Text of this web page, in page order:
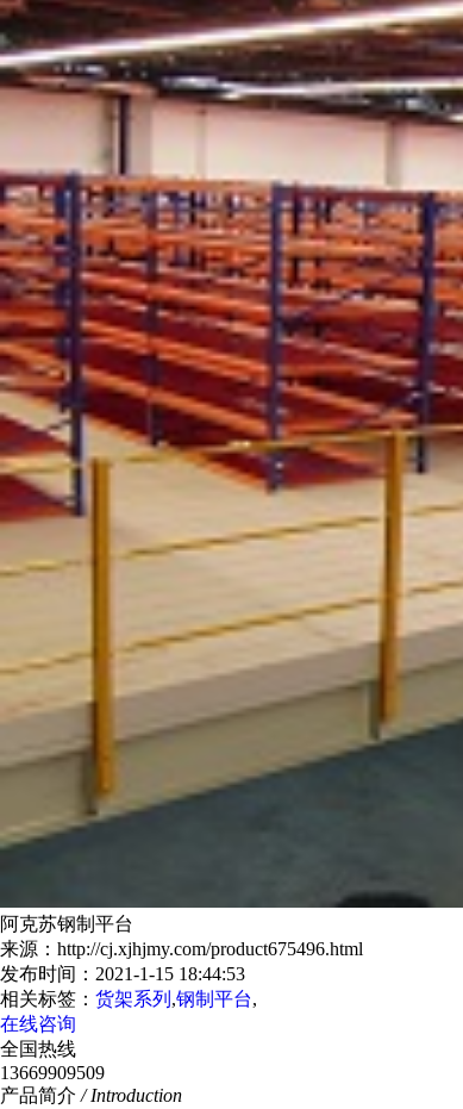
阿克苏钢制平台
来源：http://cj.xjhjmy.com/product675496.html
发布时间：2021-1-15 18:44:53
相关标签： 货架系列 ,钢制平台,
在线咨询
全国热线
13669909509
产品简介 / Introduction